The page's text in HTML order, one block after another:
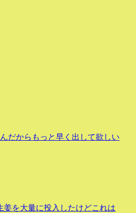
だからもっと早く出して欲しい
を大量に投入したけどこれは